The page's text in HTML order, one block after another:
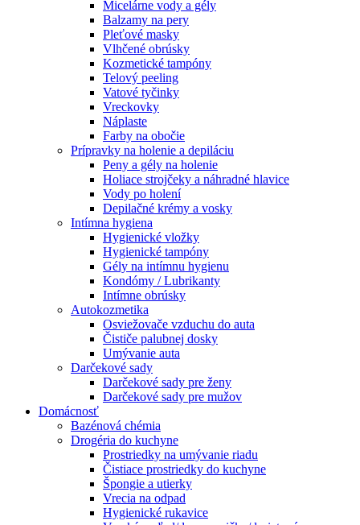
Micelárne vody a gély
Balzamy na pery
Pleťové masky
Vlhčené obrúsky
Kozmetické tampóny
Telový peeling
Vatové tyčinky
Vreckovky
Náplaste
Farby na obočie
Prípravky na holenie a depiláciu
Peny a gély na holenie
Holiace strojčeky a náhradné hlavice
Vody po holení
Depilačné krémy a vosky
Intímna hygiena
Hygienické vložky
Hygienické tampóny
Gély na intímnu hygienu
Kondómy / Lubrikanty
Intímne obrúsky
Autokozmetika
Osviežovače vzduchu do auta
Čističe palubnej dosky
Umývanie auta
Darčekové sady
Darčekové sady pre ženy
Darčekové sady pre mužov
Domácnosť
Bazénová chémia
Drogéria do kuchyne
Prostriedky na umývanie riadu
Čistiace prostriedky do kuchyne
Špongie a utierky
Vrecia na odpad
Hygienické rukavice